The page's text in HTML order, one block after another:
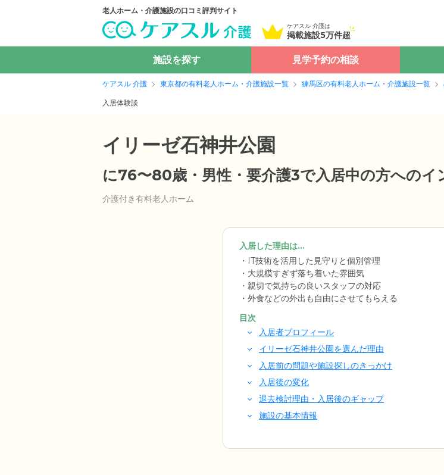
老人ホーム・介護施設の口コミ評判サイト
ケアスル 介護は
掲載施設5万件超
施設を探す 見学予約の相談
ケアスル 介護 東京都の有料老人ホーム・介護施設一覧 練馬区の有料老人ホーム・介護施設一覧
入居体験談
イリーゼ石神井公園
に76〜80歳・男性・要介護3で入居中の方へのイ
介護付き有料老人ホーム
入居した理由は...
IT技術を活用した見守りと個別管理
大規模すぎず落ち着いた雰囲気
親切で気持ちの良いスタッフの対応
外食などの外出も自由にさせてもらえる
目次
入居者プロフィール
イリーゼ石神井公園を選んだ理由
入居前の問題や施設探しのきっかけ
入居後の変化
退去検討理由・入居後のギャップ
施設の基本情報